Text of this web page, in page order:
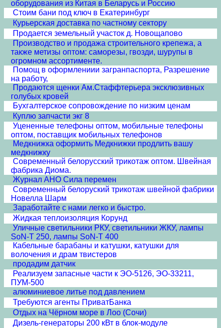
оборудования из Китая в Беларусь и Россию
Стоим бани под ключ в Екатеринбург
Курьерская доставка по частному сектору
Продается земельный участок д. Новощапово
Производство и продажа строительного крепежа, а
также метизы оптом: саморезы, гвозди, шурупы в
огромном ассортименте.
Помощ в оформлениии загранпаспорта, Разрешение
на работу,
Продаются щенки Ам.Стаффтерьера эксклюзивных
голубых кровей
Бухгалтерское сопровождение по низким ценам
Куплю запчасти экг 8
Уцененные телефоны оптом, мобильные телефоны
оптом, поставщик мобильных телефонов
Медкнижка оформить Медкнижки продлить вашу
медкнижку
Современный белорусский трикотаж оптом. Швейная
фабрика Диома.
Журнал АНО Сила перемен
Современный белоруский трикотаж швейной фабрики
Новелла Шарм
Заработайте с нами легко и быстро.
Жидкая теплоизоляция Корунд
Уличные светильники РКУ, светильники ЖКУ, лампы
SoN-T 250, лампы SoN-T 400
Кабельные барабаны и катушки, катушки для
волочения и драм твистеров
продадим датчик
Реализуем запасные части к ЭО-5126, ЭО-33211,
ПУМ-500
алюминиевое литье под давлением
Требуются агенты ПриватБанка
Отдых на Чёрном море в Лоо (Сочи)
Дизель-генераторы 200 кВт в блок-модуле